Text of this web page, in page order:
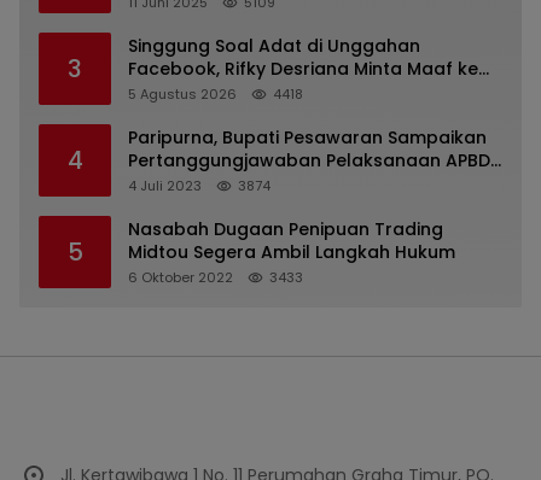
3
Singgung Soal Adat di Unggahan
Facebook, Rifky Desriana Minta Maaf ke
PDA dan Bupati Kubar
5 Agustus 2026 4418
4
Paripurna, Bupati Pesawaran Sampaikan
Pertanggungjawaban Pelaksanaan APBD
2022
4 Juli 2023 3874
5
Nasabah Dugaan Penipuan Trading
Midtou Segera Ambil Langkah Hukum
6 Oktober 2022 3433
Jl. Kertawibawa 1 No. 11 Perumahan Graha Timur, PO.